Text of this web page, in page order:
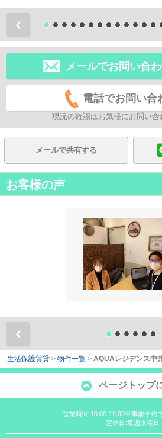
メールでお問い合
電話でお問い合
現況の確認はお気軽にお問い合
メールで共有する
お客様の声
生活保護賃貸 > 物件一覧 > AQUAレジデンス中
ページトップ
営業時間:10:00-19:00※事前予約
定休日:毎週水曜日